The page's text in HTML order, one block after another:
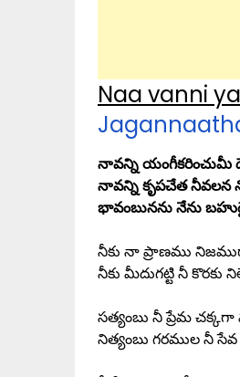
Naa vanni
నావన్ని యంగీకరించుమీ
నావన్ని కృపచేత నీవలన
భావంబునను నేను
నీకు నా ప్రాణము
నీకు మీదుగట్టి నీ కొరకు
సత్యంబు నీ ప్రేమ
నిత్యంబు గరముల నీ